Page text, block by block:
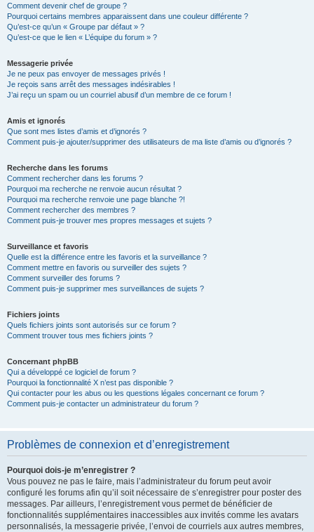
Comment devenir chef de groupe ?
Pourquoi certains membres apparaissent dans une couleur différente ?
Qu’est-ce qu’un « Groupe par défaut » ?
Qu’est-ce que le lien « L’équipe du forum » ?
Messagerie privée
Je ne peux pas envoyer de messages privés !
Je reçois sans arrêt des messages indésirables !
J’ai reçu un spam ou un courriel abusif d’un membre de ce forum !
Amis et ignorés
Que sont mes listes d’amis et d’ignorés ?
Comment puis-je ajouter/supprimer des utilisateurs de ma liste d’amis ou d’ignorés ?
Recherche dans les forums
Comment rechercher dans les forums ?
Pourquoi ma recherche ne renvoie aucun résultat ?
Pourquoi ma recherche renvoie une page blanche ?!
Comment rechercher des membres ?
Comment puis-je trouver mes propres messages et sujets ?
Surveillance et favoris
Quelle est la différence entre les favoris et la surveillance ?
Comment mettre en favoris ou surveiller des sujets ?
Comment surveiller des forums ?
Comment puis-je supprimer mes surveillances de sujets ?
Fichiers joints
Quels fichiers joints sont autorisés sur ce forum ?
Comment trouver tous mes fichiers joints ?
Concernant phpBB
Qui a développé ce logiciel de forum ?
Pourquoi la fonctionnalité X n’est pas disponible ?
Qui contacter pour les abus ou les questions légales concernant ce forum ?
Comment puis-je contacter un administrateur du forum ?
Problèmes de connexion et d’enregistrement
Pourquoi dois-je m’enregistrer ?
Vous pouvez ne pas le faire, mais l’administrateur du forum peut avoir
configuré les forums afin qu’il soit nécessaire de s’enregistrer pour poster des
messages. Par ailleurs, l’enregistrement vous permet de bénéficier de
fonctionnalités supplémentaires inaccessibles aux invités comme les avatars
personnalisés, la messagerie privée, l’envoi de courriels aux autres membres,